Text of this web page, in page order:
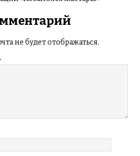
не будет отображаться.